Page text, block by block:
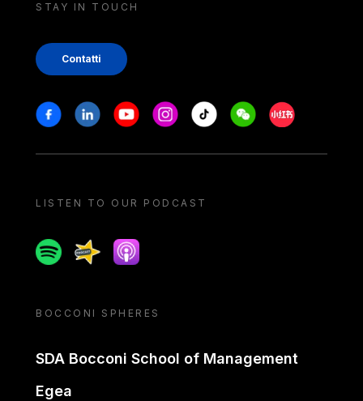
STAY IN TOUCH
Contatti
Stay in touch
FacebookLinkedinYoutubeInstagram
Tiktok WeechatXiaohongshu/
LISTEN TO OUR PODCAST
SpotifySpreakerApple podcast
BOCCONI SPHERES
SDA Bocconi School of Management
Egea